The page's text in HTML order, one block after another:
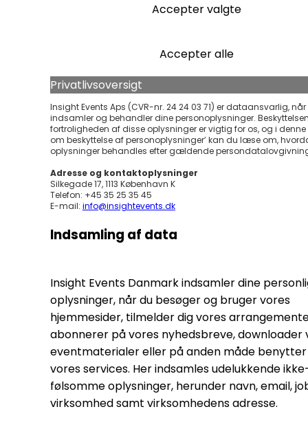
Accepter valgte
Accepter alle
Privatlivsoversigt
Insight Events Aps (CVR-nr. 24 24 03 71) er dataansvarlig, når
indsamler og behandler dine personoplysninger.
fortroligheden af disse oplysninger er vigtig for os, og i denne
om beskyttelse af personoplysninger’ kan du læse om,
oplysninger behandles efter gældende
Adresse og kontaktoplysninger
Silkegade 17, 1113 København K
Telefon: +45 35 25 35 45
E-mail: info@insightevents.dk
Indsamling af data
Insight Events Danmark indsamler dine
oplysninger, når du besøger og bruger vores
hjemmesider, tilmelder dig vores
abonnerer på vores nyhedsbreve, downloader
eventmaterialer eller på anden måde benytter
vores services. Her indsamles udelukkende
følsomme oplysninger, herunder navn, email,
virksomhed samt virksomhedens adresse.